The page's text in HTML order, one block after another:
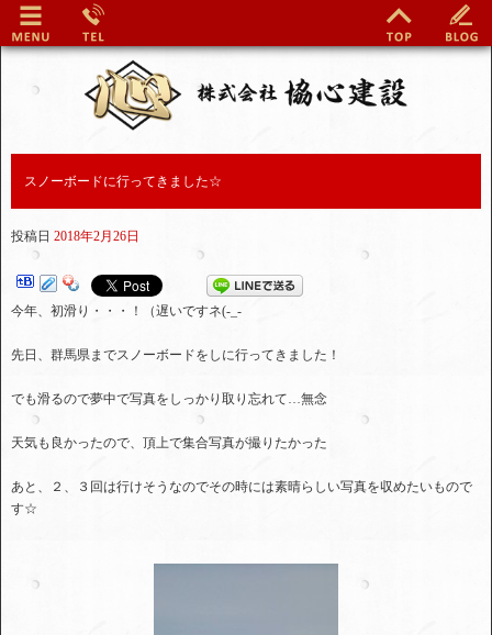
スノーボードに行ってきました☆
投稿日 2018年2月26日
今年、初滑り・・・！（遅いですネ(-_-
先日、群馬県までスノーボードをしに行ってきました！
でも滑るので夢中で写真をしっかり取り忘れて…無念
天気も良かったので、頂上で集合写真が撮りたかった
あと、２、３回は行けそうなのでその時には素晴らしい写真を収めたいもので
す☆